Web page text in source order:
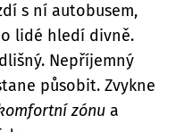
s ní autobusem,
lidé hledí divně.
Nepříjemný
působit. Zvykne
zónu a